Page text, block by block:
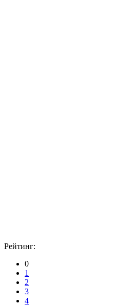
Рейтинг:
0
1
2
3
4